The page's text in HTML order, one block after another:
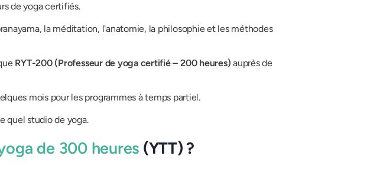
de yoga certifiés.
la méditation, l'anatomie, la philosophie et les méthodes
RYT-200 (Professeur de yoga certifié – 200 heures) auprès de
mois pour les programmes à temps partiel.
quel studio de yoga.
de 300 heures (YTT) ?